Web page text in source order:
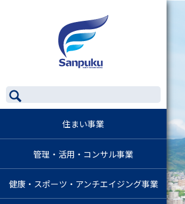
住まい事業
管理・活用・コンサル事業
健康・スポーツ・アンチエイジング事業